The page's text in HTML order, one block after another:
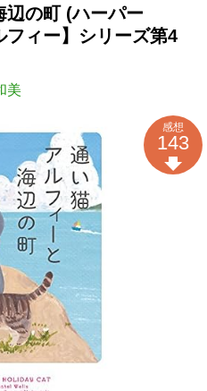
辺の町 (ハーパー
ィー】シリーズ第4
美
感想
143